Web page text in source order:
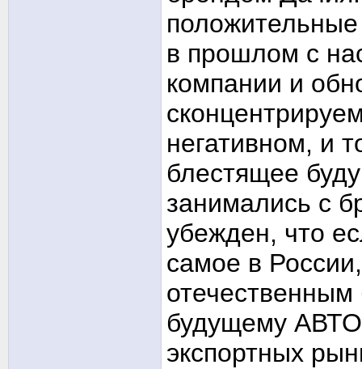
в прошлом с
компании и
негативном, и
блестящее
занимались с
убежден, что
самое в
будущему
экспортных